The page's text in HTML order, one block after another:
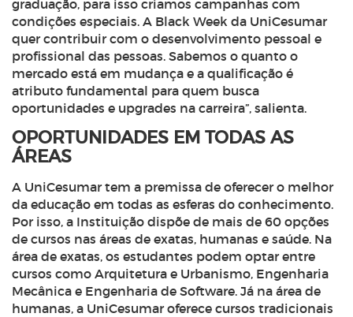
graduação, para isso criamos campanhas com
condições especiais. A Black Week da UniCesumar
quer contribuir com o desenvolvimento pessoal e
profissional das pessoas. Sabemos o quanto o
mercado está em mudança e a qualificação é
atributo fundamental para quem busca
oportunidades e upgrades na carreira”, salienta.
OPORTUNIDADES EM TODAS AS
ÁREAS
A UniCesumar tem a premissa de oferecer o melhor
da educação em todas as esferas do conhecimento.
Por isso, a Instituição dispõe de mais de 60 opções
de cursos nas áreas de exatas, humanas e saúde. Na
área de exatas, os estudantes podem optar entre
cursos como Arquitetura e Urbanismo, Engenharia
Mecânica e Engenharia de Software. Já na área de
humanas, a UniCesumar oferece cursos tradicionais